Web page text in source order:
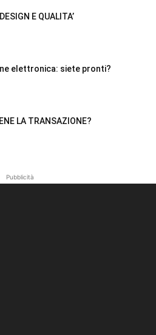
E QUALITA’
elettronica: siete pronti?
LA TRANSAZIONE?
Pubblicità